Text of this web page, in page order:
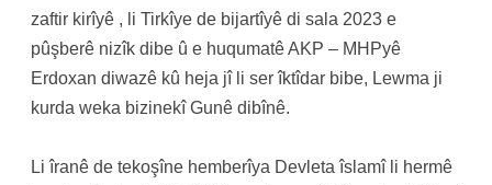
zaftir kirîyê , li Tirkîye de bijartîyê di sala 2023 e
pûşberê nizîk dibe û e huqumatê AKP – MHPyê
Erdoxan diwazê kû heja jî li ser îktîdar bibe, Lewma ji
kurda weka bizinekî Gunê dibînê.
Li îranê de tekoşîne hemberîya Devleta îslamî li hermê